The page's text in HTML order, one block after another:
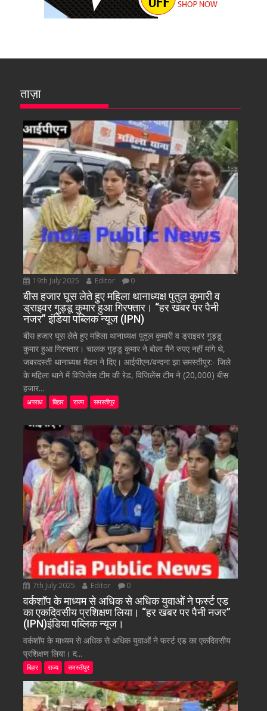
ताज़ा
19th July 2025 Editor 0
बीस हजार घूस लेते हुए महिला थानाध्यक्ष पुतुल कुमारी व
ड्राइवर गुड्डू कुमार हुआ गिरफ्तार। “हर खबर पर पैनी
नजर” इंडिया पब्लिक न्यूज (IPN)
बीस हजार घूस लेते हुए महिला थानाध्यक्ष पुतुल कुमारी व ड्राइवर गुड्डू
कुमार हुआ गिरफ्तार। चालक गुड्डू कुमार ने बोला मैंने रुपए नहीं मांगे थे,
जबरदस्ती थानाध्यक्ष मैडम ने दिए। आईपीएन/वन्दना झा समस्तीपुर:- जिले
के महिला थाने में विजिलेंस टीम की रेड, विजिलेंस टीम ने (20,000) बीस
हजार...
अपराध बिहार राज्य समस्तीपुर
7th July 2025 Editor 0
वर्कशॉप के माध्यम से अधिक से अधिक युवाओं ने फर्स्ट एड
का एकदिवसीय प्रशिक्षण लिया। “हर खबर पर पैनी नजर”
(IPN)इंडिया पब्लिक न्यूज।
वर्कशॉप के माध्यम से अधिक से अधिक युवाओं ने फर्स्ट एड का एकदिवसीय
प्रशिक्षण लिया। द...
बिहार राज्य समस्तीपुर